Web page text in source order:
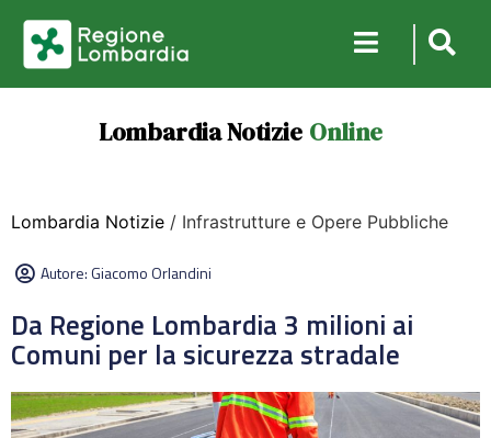
Lombardia Notizie Online
Lombardia Notizie / Infrastrutture e Opere Pubbliche
Autore:Giacomo Orlandini
Da Regione Lombardia 3 milioni ai
Comuni per la sicurezza stradale